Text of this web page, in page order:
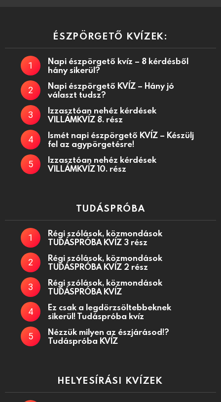
ÉSZPÖRGETŐ KVÍZEK:
Napi észpörgető kvíz – 8 kérdésből
hány sikerül?
Napi észpörgető KVÍZ – Hány jó
választ tudsz?
Izzasztóan nehéz kérdések
VILLÁMKVÍZ 8. rész
Ismét napi észpörgető KVÍZ – Készülj
fel az agypörgetésre!
Izzasztóan nehéz kérdések
VILLÁMKVÍZ 10. rész
TUDÁSPRÓBA
Régi szólások, közmondások
TUDÁSPRÓBA KVÍZ 3 rész
Régi szólások, közmondások
TUDÁSPRÓBA KVÍZ 2 rész
Régi szólások, közmondások
TUDÁSPRÓBA KVÍZ
Ez csak a legdörzsöltebbeknek
sikerül! Tudáspróba kvíz
Nézzük milyen az észjárásod!?
Tudáspróba KVÍZ
HELYESÍRÁSI KVÍZEK